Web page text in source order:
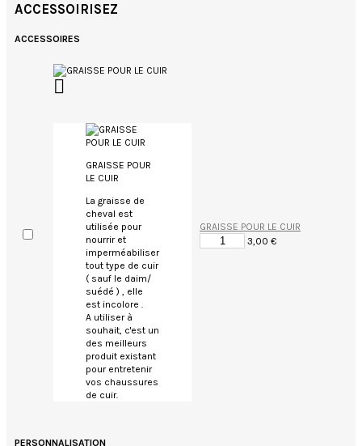
ACCESSOIRISEZ
ACCESSOIRES

GRAISSE POUR
LE CUIR
La graisse de
cheval est
utilisée pour
nourrir et
imperméabiliser
tout type de cuir
( sauf le daim/
suédé ) , elle
est incolore .
A utiliser à
souhait, c'est un
des meilleurs
produit existant
pour entretenir
vos chaussures
de cuir.
GRAISSE POUR LE CUIR
3,00 €
PERSONNALISATION